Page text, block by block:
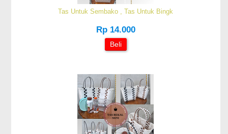
Tas Untuk Sembako , Tas Untuk Bingk
Rp 14.000
Beli